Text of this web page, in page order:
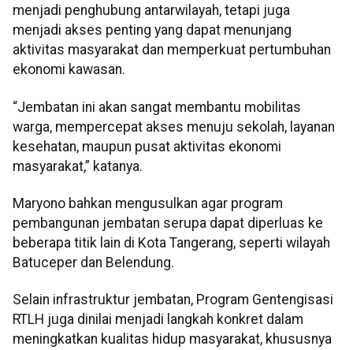
menjadi penghubung antarwilayah, tetapi juga
menjadi akses penting yang dapat menunjang
aktivitas masyarakat dan memperkuat pertumbuhan
ekonomi kawasan.
“Jembatan ini akan sangat membantu mobilitas
warga, mempercepat akses menuju sekolah, layanan
kesehatan, maupun pusat aktivitas ekonomi
masyarakat,” katanya.
Maryono bahkan mengusulkan agar program
pembangunan jembatan serupa dapat diperluas ke
beberapa titik lain di Kota Tangerang, seperti wilayah
Batuceper dan Belendung.
Selain infrastruktur jembatan, Program Gentengisasi
RTLH juga dinilai menjadi langkah konkret dalam
meningkatkan kualitas hidup masyarakat, khususnya